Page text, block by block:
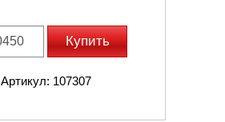
Купить
Артикул: 107307